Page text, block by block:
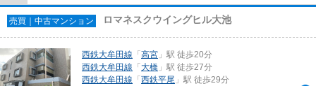
売買｜中古マンション ロマネスクウイングヒル大池
西鉄大牟田線 「 高宮 」駅 徒歩20分
西鉄大牟田線 「 大橋 」駅 徒歩27分
西鉄大牟田線 「 西鉄平尾 」駅 徒歩29分